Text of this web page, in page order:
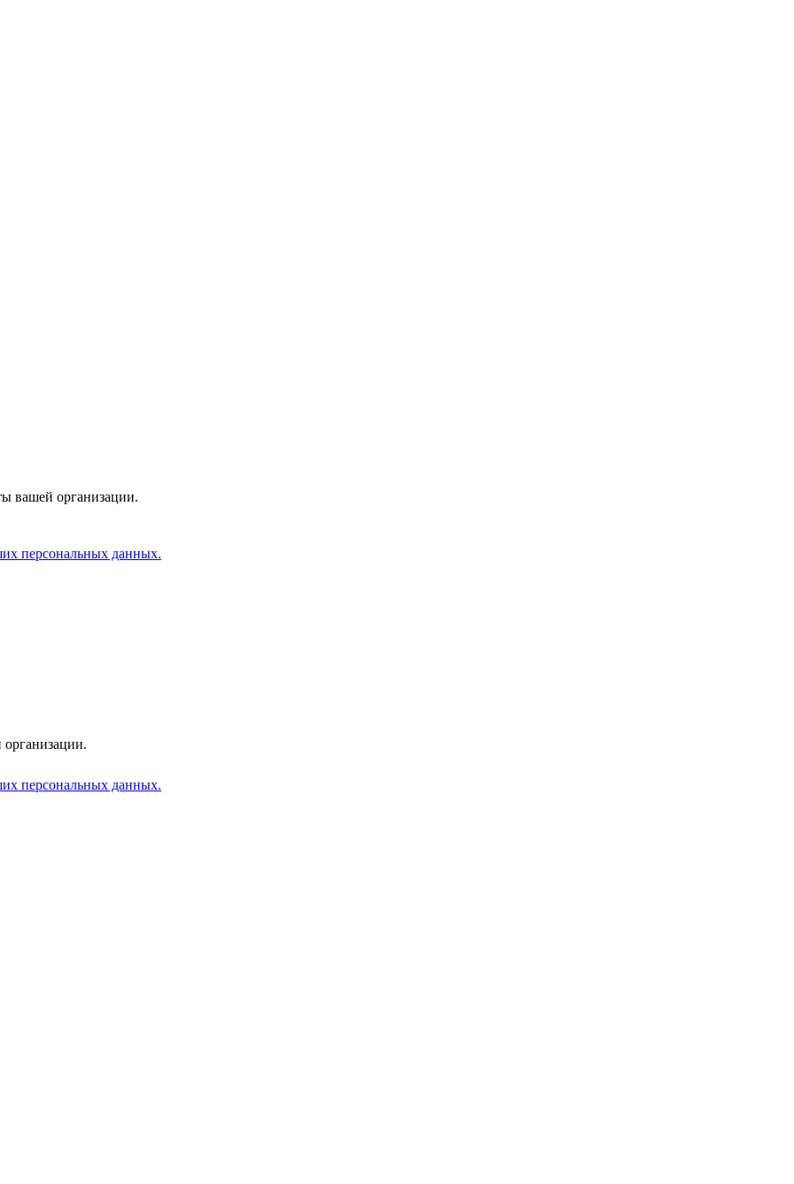
вашей организации.
персональных данных.
персональных данных.